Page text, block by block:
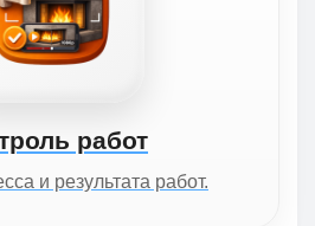
работ
и результата работ.